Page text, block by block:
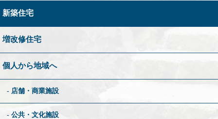
新築住宅
増改修住宅
個人から地域へ
店舗・商業施設
公共・文化施設